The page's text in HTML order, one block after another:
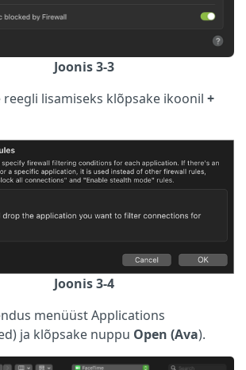
Joonis 3-3
reegli lisamiseks klõpsake ikoonil +
Joonis 3-4
menüüst Applications
ja klõpsake nuppu Open (Ava).